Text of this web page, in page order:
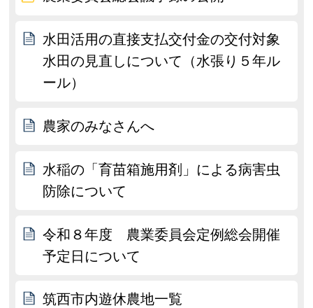
水田活用の直接支払交付金の交付対象
水田の見直しについて（水張り５年ル
ール）
農家のみなさんへ
水稲の「育苗箱施用剤」による病害虫
防除について
令和８年度 農業委員会定例総会開催
予定日について
筑西市内遊休農地一覧